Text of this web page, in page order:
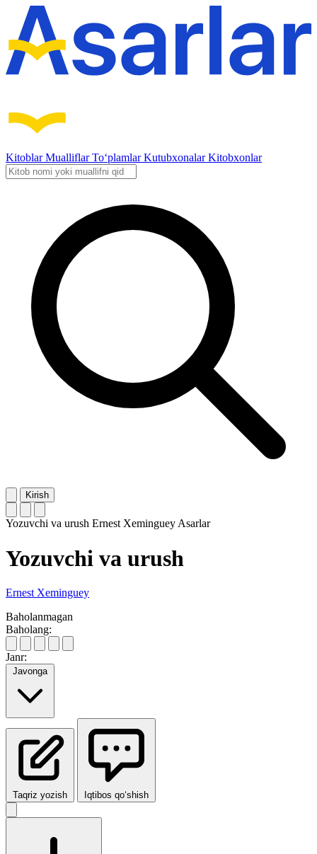
KitoblarMualliflarTo‘plamlarKutubxonalarKitobxonlar
Kirish
Yozuvchi va urush Ernest XemingueyAsarlar
Yozuvchi va urush
Ernest Xeminguey
Baholanmagan
Baholang:
Janr:
Javonga
Taqriz yozish Iqtibos qo‘shish